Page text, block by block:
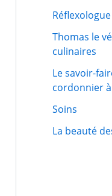
Thomas le
culinaires
Le savoir-
cordonnier
Soins
La beauté